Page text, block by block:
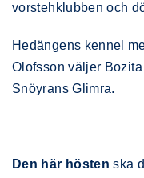
vorstehklubben och
Hedängens kennel
Olofsson väljer
Snöyrans Glimra.
Den här hösten ska